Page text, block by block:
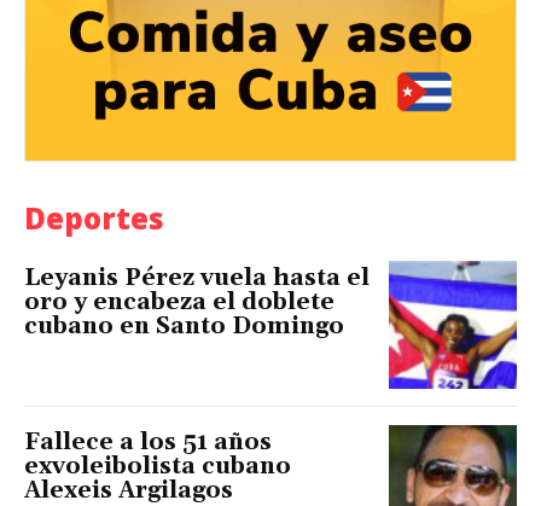
Deportes
Leyanis Pérez vuela hasta el
oro y encabeza el doblete
cubano en Santo Domingo
Fallece a los 51 años
exvoleibolista cubano
Alexeis Argilagos